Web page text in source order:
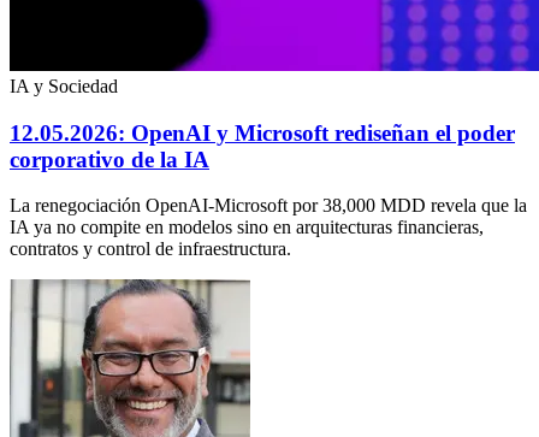
IA y Sociedad
12.05.2026: OpenAI y Microsoft rediseñan el poder
corporativo de la IA
La renegociación OpenAI-Microsoft por 38,000 MDD revela que la
IA ya no compite en modelos sino en arquitecturas financieras,
contratos y control de infraestructura.